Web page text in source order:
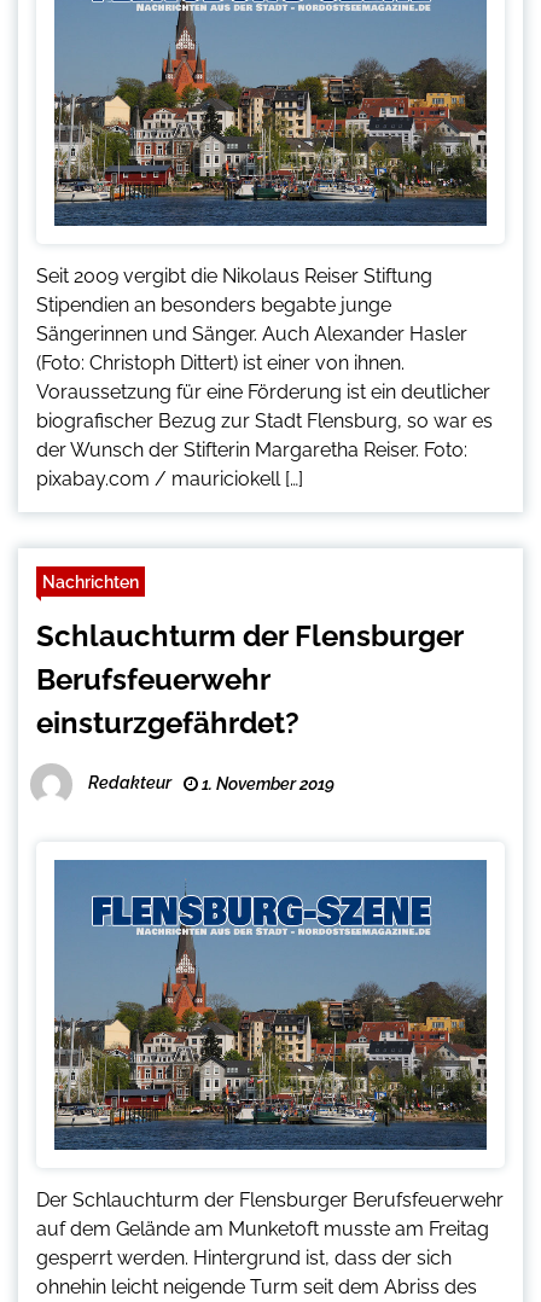
Seit 2009 vergibt die Nikolaus Reiser Stiftung
Stipendien an besonders begabte junge
Sängerinnen und Sänger. Auch Alexander Hasler
(Foto: Christoph Dittert) ist einer von ihnen.
Voraussetzung für eine Förderung ist ein deutlicher
biografischer Bezug zur Stadt Flensburg, so war es
der Wunsch der Stifterin Margaretha Reiser. Foto:
pixabay.com / mauriciokell […]
Nachrichten
Schlauchturm der Flensburger
Berufsfeuerwehr
einsturzgefährdet?
Redakteur 1. November 2019
Der Schlauchturm der Flensburger Berufsfeuerwehr
auf dem Gelände am Munketoft musste am Freitag
gesperrt werden. Hintergrund ist, dass der sich
ohnehin leicht neigende Turm seit dem Abriss des